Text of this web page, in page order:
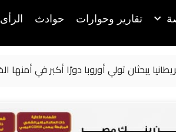
تقارير وحوارات حوادث الرأى
تولي أوروبا دورًا أكبر في أمنها الخاص